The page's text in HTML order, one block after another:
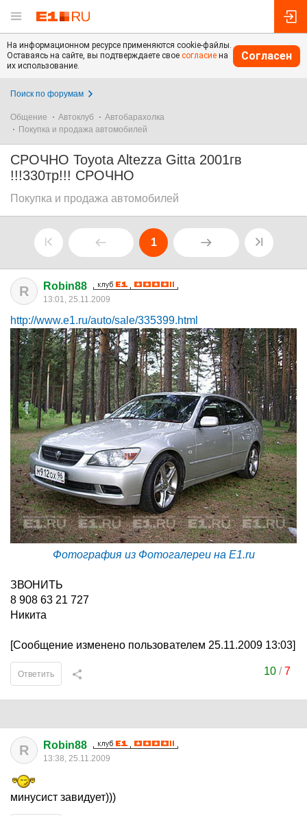
На информационном ресурсе применяются cookie-файлы.
Оставаясь на сайте, вы подтверждаете свое согласие на
их использование.
Согласен
Поиск по форумам
Общение Автоклуб
Автобарахолка
Покупка и продажа автомобилей
СРОЧНО Toyota Altezza Gitta 2001гв
!!!330тр!!! СРОЧНО
Покупка и продажа автомобилей
1
R Robin88
13:01, 25.11.2009
http://www.e1.ru/auto/sale/335399.html
Фотография из Фотогалереи на E1.ru
ЗВОНИТЬ
8 908 63 21 727
Никита
[Сообщение изменено пользователем 25.11.2009 13:03]
10 /7
Ответить
R Robin88
13:38, 25.11.2009
минусист завидует)))